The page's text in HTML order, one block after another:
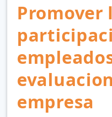
Promover
empresa